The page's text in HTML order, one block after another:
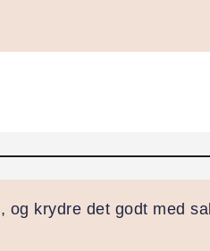
og krydre det godt med